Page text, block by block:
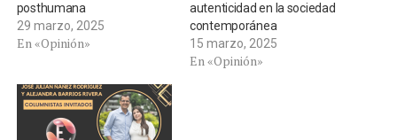
posthumana
29 marzo, 2025
En «Opinión»
autenticidad en la sociedad
contemporánea
15 marzo, 2025
En «Opinión»